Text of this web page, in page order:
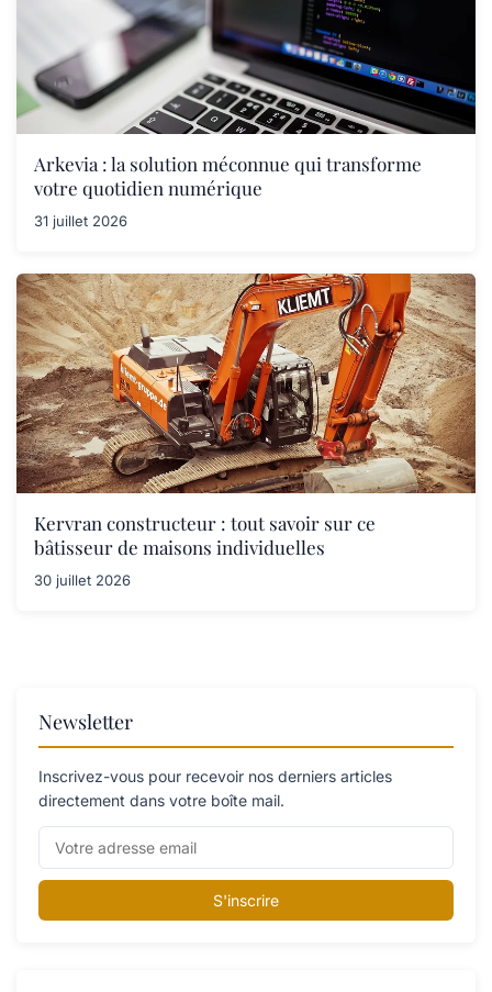
Arkevia : la solution méconnue qui transforme
votre quotidien numérique
31 juillet 2026
Kervran constructeur : tout savoir sur ce
bâtisseur de maisons individuelles
30 juillet 2026
Newsletter
Inscrivez-vous pour recevoir nos derniers articles
directement dans votre boîte mail.
S'inscrire